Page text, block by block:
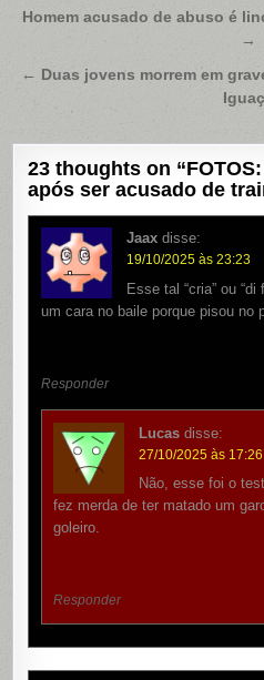
Navegação
Post
Homem acusado de abuso é
→
← Duas jovens morrem em
23 thoughts on “
após ser acusado de
Jaax disse:
19/10/2025 às 23:23
Esse tal “cria” ou
um cara no baile porque pisou no
Responder
Lucas disse:
27/10/2025 às 17:26
Não, esse foi o
fez merda de ter matado um
goleiro.
Responder